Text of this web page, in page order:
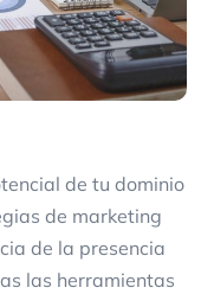
de tu dominio
de marketing
de la presencia
las herramientas